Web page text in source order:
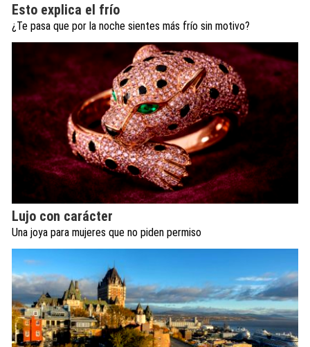
Esto explica el frío
¿Te pasa que por la noche sientes más frío sin motivo?
Lujo con carácter
Una joya para mujeres que no piden permiso